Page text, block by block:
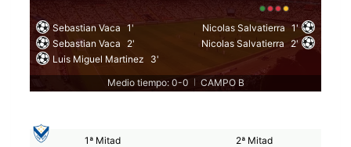
Sebastian Vaca 1'
Sebastian Vaca
2'
Luis Miguel Martinez
3'
Nicolas Salvatierra 1'
Nicolas Salvatierra 2'
Medio tiempo: 0-0 CAMPO B
1ª Mitad 2ª Mitad